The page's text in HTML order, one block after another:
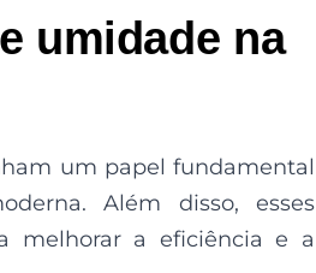
umidade na
um papel fundamental
Além disso, esses
melhorar a eficiência e a